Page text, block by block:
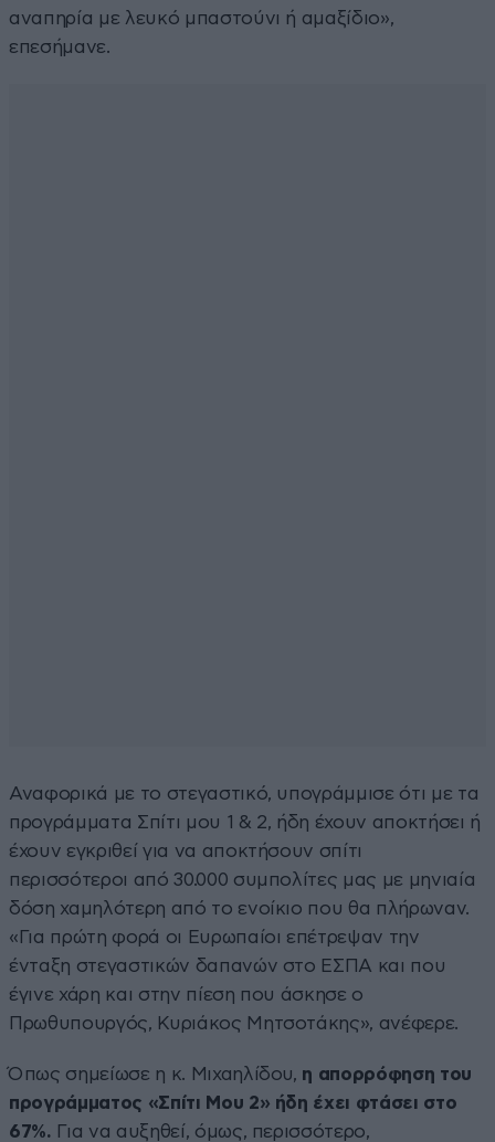
αναπηρία με λευκό μπαστούνι ή αμαξίδιο»,
επεσήμανε.
Αναφορικά με το στεγαστικό, υπογράμμισε ότι με τα
προγράμματα Σπίτι μου 1 & 2, ήδη έχουν αποκτήσει ή
έχουν εγκριθεί για να αποκτήσουν σπίτι
περισσότεροι από 30.000 συμπολίτες μας με μηνιαία
δόση χαμηλότερη από το ενοίκιο που θα πλήρωναν.
«Για πρώτη φορά οι Ευρωπαίοι επέτρεψαν την
ένταξη στεγαστικών δαπανών στο ΕΣΠΑ και που
έγινε χάρη και στην πίεση που άσκησε ο
Πρωθυπουργός, Κυριάκος Μητσοτάκης», ανέφερε.
Όπως σημείωσε η κ. Μιχαηλίδου, η απορρόφηση του
προγράμματος «Σπίτι Μου 2» ήδη έχει φτάσει στο
67%. Για να αυξηθεί, όμως, περισσότερο,